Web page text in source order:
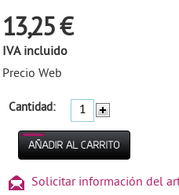
13,25 €
IVA incluido
Precio Web
Cantidad:
Solicitar información del